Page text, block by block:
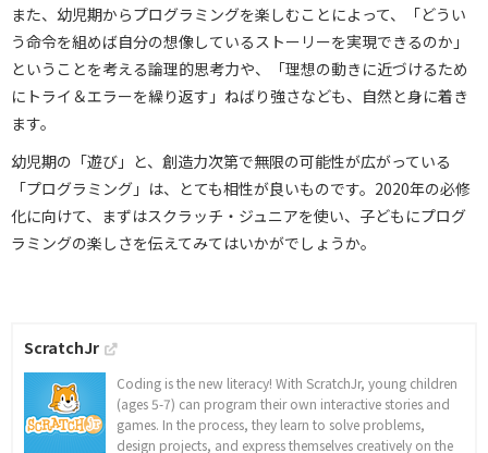
また、幼児期からプログラミングを楽しむことによって、「どうい
う命令を組めば自分の想像しているストーリーを実現できるのか」
ということを考える論理的思考力や、「理想の動きに近づけるため
にトライ＆エラーを繰り返す」ねばり強さなども、自然と身に着き
ます。
幼児期の「遊び」と、創造力次第で無限の可能性が広がっている
「プログラミング」は、とても相性が良いものです。2020年の必修
化に向けて、まずはスクラッチ・ジュニアを使い、子どもにプログ
ラミングの楽しさを伝えてみてはいかがでしょうか。
ScratchJr
Coding is the new literacy! With ScratchJr, young children
(ages 5-7) can program their own interactive stories and
games. In the process, they learn to solve problems,
design projects, and express themselves creatively on the